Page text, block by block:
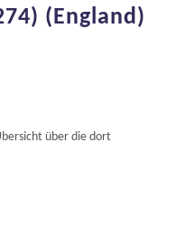
(England)
über die dort